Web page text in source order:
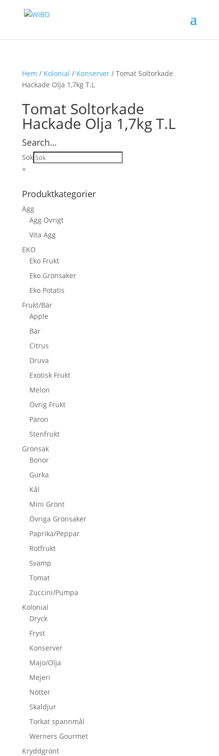
Hem / Kolonial / Konserver/ Tomat Soltorkade
Hackade Olja 1,7kg T.L
Tomat Soltorkade
Hackade Olja 1,7kg T.L
Search…
Sök
×
Produktkategorier
Ägg
Ägg Övrigt
Vita Ägg
EKO
Eko Frukt
Eko Grönsaker
Eko Potatis
Frukt/Bär
Äpple
Bär
Citrus
Druva
Exotisk Frukt
Melon
Övrig Frukt
Päron
Stenfrukt
Grönsak
Bönor
Gurka
Kål
Mini Grönt
Övriga Grönsaker
Paprika/Peppar
Rotfrukt
Svamp
Tomat
Zuccini/Pumpa
Kolonial
Dryck
Fryst
Konserver
Majo/Olja
Mejeri
Nötter
Skaldjur
Torkat spannmål
Werners Gourmet
Kryddgrönt